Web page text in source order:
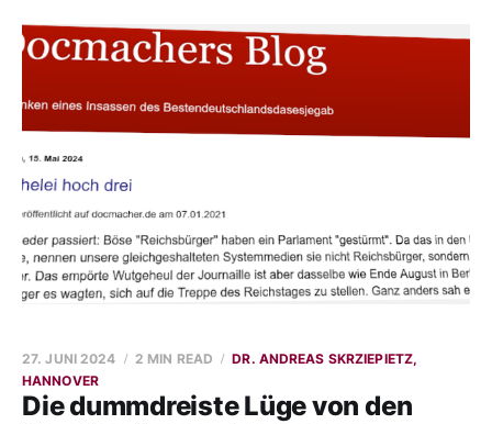
Die dummdreiste Lüge von den
27. JUNI 2024 2 MIN READ
DR. ANDREAS SKRZIEPIETZ,
HANNOVER